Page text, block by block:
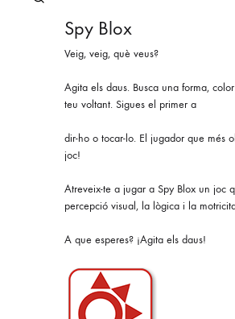
Spy Blox
Veig, veig, què veus?
Agita els daus. Busca una forma,
teu voltant. Sigues el primer a
dir-ho o tocar-lo. El jugador que més
joc!
Atreveix-te a jugar a Spy Blox un joc
percepció visual, la lògica i la
A que esperes? ¡Agita els daus!